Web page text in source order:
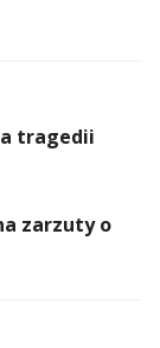
tragedii
zarzuty o